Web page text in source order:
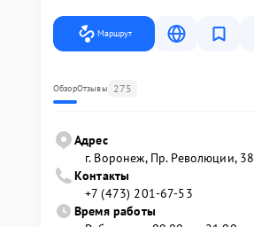
Маршрут
ОбзорОтзывы 275
Адрес
г. Воронеж, Пр. Революции, 38
Контакты
+7 (473) 201-67-53
Время работы